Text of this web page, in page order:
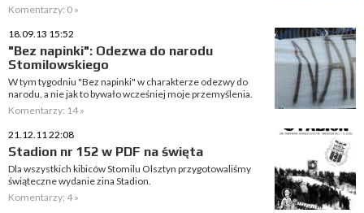
Komentarzy: 0 »
18.09.13 15:52
"Bez napinki": Odezwa do narodu
Stomilowskiego
W tym tygodniu "Bez napinki" w charakterze odezwy do
narodu, a nie jak to bywało wcześniej moje przemyślenia.
Komentarzy: 14 »
21.12.11 22:08
Stadion nr 152 w PDF na święta
Dla wszystkich kibiców Stomilu Olsztyn przygotowaliśmy
świąteczne wydanie zina Stadion.
Komentarzy: 4 »